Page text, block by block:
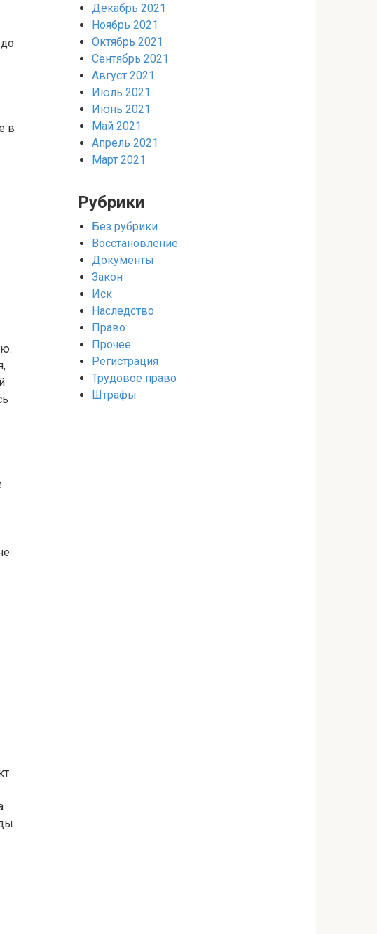
в
Декабрь 2021
Ноябрь 2021
Октябрь 2021
Сентябрь 2021
Август 2021
Июль 2021
Июнь 2021
Май 2021
Апрель 2021
Март 2021
Рубрики
Без рубрики
Восстановление
Документы
Закон
Иск
Наследство
Право
Прочее
Регистрация
Трудовое право
Штрафы